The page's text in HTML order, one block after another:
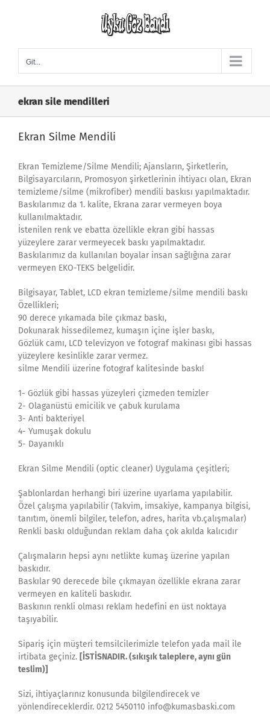
Git...
ekran sile mendilleri
Ekran Silme Mendili
Ekran Temizleme/Silme Mendili; Ajansların, Şirketlerin,
Bilgisayarcıların, Promosyon şirketlerinin ihtiyacı olan, Ekran
temizleme/silme (mikrofiber) mendili baskısı yapılmaktadır.
Baskılarımız da 1. kalite, Ekrana zarar vermeyen boya
kullanılmaktadır.
İstenilen renk ve ebatta özellikle ekran gibi hassas
yüzeylere zarar vermeyecek baskı yapılmaktadır.
Baskılarımız da kullanılan boyalar insan sağlığına zarar
vermeyen EKO-TEKS belgelidir.
Bilgisayar, Tablet, LCD ekran temizleme/silme mendili baskı
Özellikleri;
90 derece yıkamada bile çıkmaz baskı,
Dokunarak hissedilemez, kumaşın içine işler baskı,
Gözlük camı, LCD televizyon ve fotograf makinası gibi hassas
yüzeylere kesinlikle zarar vermez.
silme Mendili üzerine fotograf kalitesinde baskı!
1- Gözlük gibi hassas yüzeyleri çizmeden temizler
2- Olaganüstü emicilik ve çabuk kurulama
3- Anti bakteriyel
4- Yumuşak dokulu
5- Dayanıklı
Ekran Silme Mendili (optic cleaner) Uygulama çeşitleri;
Şablonlardan herhangi biri üzerine uyarlama yapılabilir.
Özel çalışma yapılabilir (Takvim, imsakiye, kampanya bilgisi,
tanıtım, önemli bilgiler, telefon, adres, harita vb.çalışmalar)
Renkli baskı olduğundan reklam daha çok akılda kalıcıdır
Çalışmaların hepsi aynı netlikte kumaş üzerine yapılan
baskıdır.
Baskılar 90 derecede bile çıkmayan özellikle ekrana zarar
vermeyen en kaliteli baskıdır.
Baskının renkli olması reklam hedefini en üst noktaya
taşıyabilir.
Sipariş için müşteri temsilcilerimizle telefon yada mail ile
irtibata geçiniz. [İSTİSNADIR. (sıkışık taleplere, aynı gün
teslim)]
Sizi, ihtiyaçlarınız konusunda bilgilendirecek ve
yönlendireceklerdir. 0212 5450110 info@kumasbaski.com